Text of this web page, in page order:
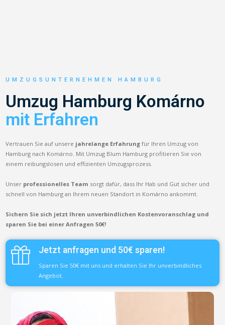
UMZUGSUNTERNEHMEN HAMBURG
Umzug Hamburg Komárno
mit Erfahren
Vertrauen Sie auf unsere jahrelange Erfahrung für Ihren Umzug von
Hamburg nach Komárno. Mit Umzug Blum Hamburg profitieren Sie von
einem reibungslosen und effizienten Umzugsprozess.
Unser professionelles Team sorgt dafür, dass Ihr Hab und Gut sicher und
schnell von Hamburg an Ihrem neuen Standort in Komárno ankommt.
Sichern Sie sich jetzt Ihren unverbindlichen Kostenvoranschlag und
sparen Sie bei einer Anfragen 50€!
Jetzt anfragen und 50€ sparen!
Sparen Sie 50€ mit uns und erhalten Sie Ihr unverbindliches
Angebot.